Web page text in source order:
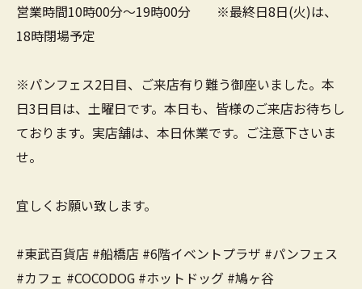
営業時間10時00分～19時00分 ※最終日8日(火)は、
18時閉場予定
※パンフェス2日目、ご来店有り難う御座いました。本
日3日目は、土曜日です。本日も、皆様のご来店お待ちし
ております。実店舗は、本日休業です。ご注意下さいま
せ。
宜しくお願い致します。
#東武百貨店 #船橋店 #6階イベントプラザ #パンフェス
#カフェ #COCODOG #ホットドッグ #鳩ヶ谷